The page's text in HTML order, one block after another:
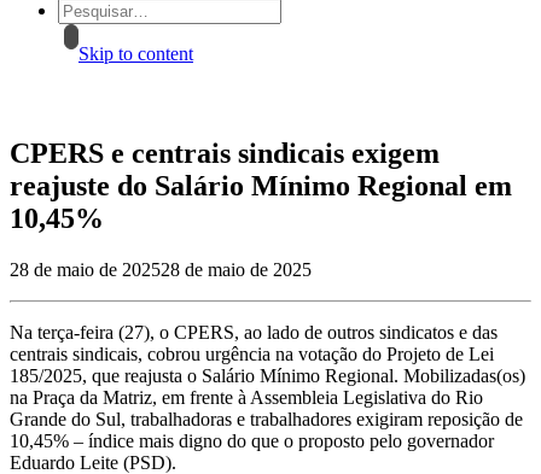
Skip to content
CPERS e centrais sindicais exigem
reajuste do Salário Mínimo Regional em
10,45%
28 de maio de 202528 de maio de 2025
Na terça-feira (27), o CPERS, ao lado de outros sindicatos e das
centrais sindicais, cobrou urgência na votação do Projeto de Lei
185/2025, que reajusta o Salário Mínimo Regional. Mobilizadas(os)
na Praça da Matriz, em frente à Assembleia Legislativa do Rio
Grande do Sul, trabalhadoras e trabalhadores exigiram reposição de
10,45% – índice mais digno do que o proposto pelo governador
Eduardo Leite (PSD).